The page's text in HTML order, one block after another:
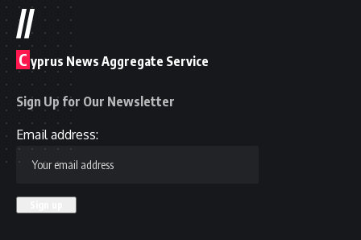
//
C yprus News Aggregate Service
Sign Up for Our Newsletter
Email address: